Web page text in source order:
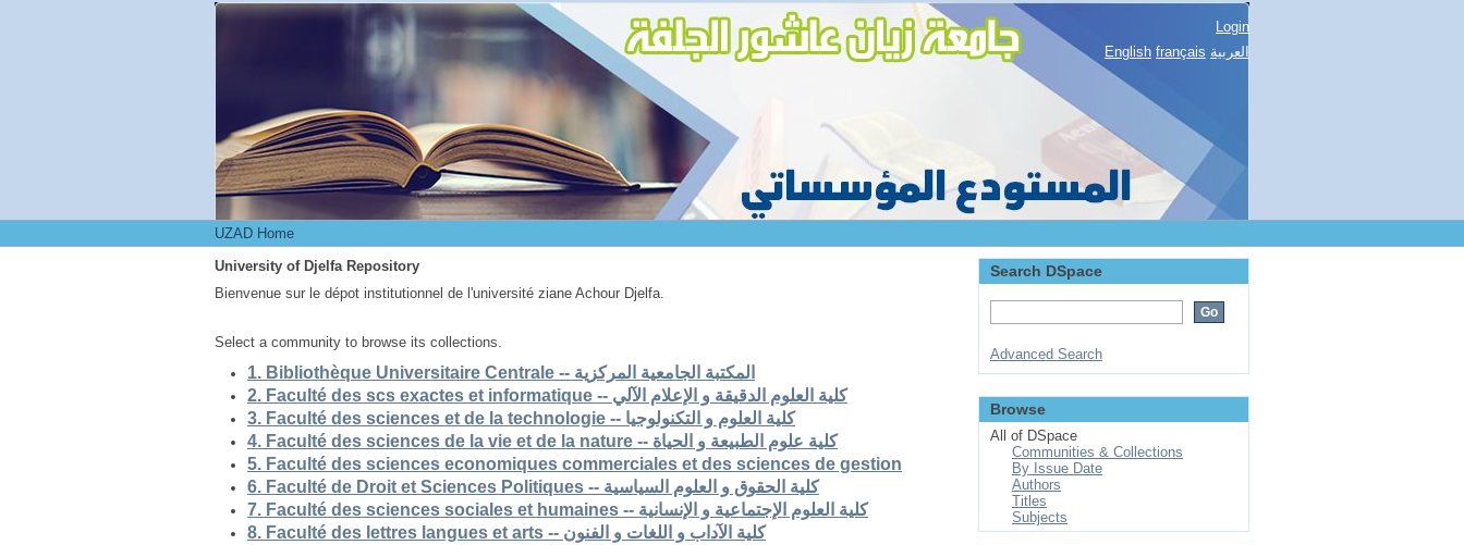
UZAD Home
Login
English français العربية
UZAD Home
University of Djelfa Repository
Bienvenue sur le dépot institutionnel de l'université ziane Achour Djelfa.
Select a community to browse its collections.
1. Bibliothèque Universitaire Centrale -- المكتبة الجامعية المركزية
2. Faculté des scs exactes et informatique -- كلية العلوم الدقيقة و الإعلام الآلي
3. Faculté des sciences et de la technologie -- كلية العلوم و التكنولوجيا
4. Faculté des sciences de la vie et de la nature -- كلية علوم الطبيعة و الحياة
5. Faculté des sciences economiques commerciales et des sciences de gestion
6. Faculté de Droit et Sciences Politiques -- كلية الحقوق و العلوم السياسية
7. Faculté des sciences sociales et humaines -- كلية العلوم الإجتماعية و الإنسانية
8. Faculté des lettres langues et arts -- كلية الآداب و اللغات و الفنون
Search DSpace
Advanced Search
Browse
All of DSpace
Communities & Collections
By Issue Date
Authors
Titles
Subjects